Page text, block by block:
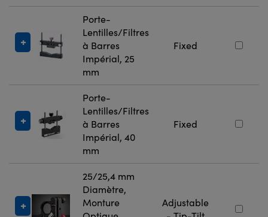
Porte-
Lentilles/Filtres
à Barres
Impérial, 25
mm
Fixed
Porte-
Lentilles/Filtres
à Barres
Impérial, 40
mm
Fixed
25/25,4 mm
Diamètre,
Monture
Adjustable